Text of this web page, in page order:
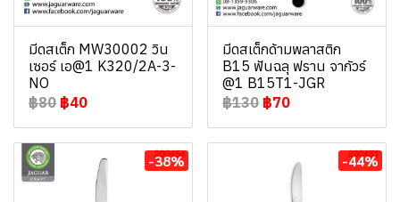
มีดสเต็ก MW30002 วิน
เซอร์ เอ@1 K320/2A-3-
NO
฿80 ฿40
มีดสเต็กด้ามพลาสติก
B15 ฟันฉลุ ฟราน จากัวร์
@1 B15T1-JGR
฿130 ฿70
-38% -44%